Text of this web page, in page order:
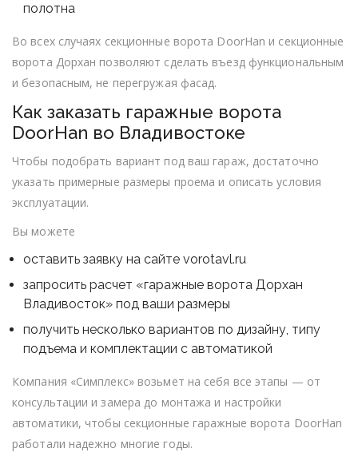
полотна
Во всех случаях секционные ворота DoorHan и секционные
ворота Дорхан позволяют сделать въезд функциональным
и безопасным, не перегружая фасад.
Как заказать гаражные ворота
DoorHan во Владивостоке
Чтобы подобрать вариант под ваш гараж, достаточно
указать примерные размеры проема и описать условия
эксплуатации.
Вы можете
оставить заявку на сайте vorotavl.ru
запросить расчет «гаражные ворота Дорхан
Владивосток» под ваши размеры
получить несколько вариантов по дизайну, типу
подъема и комплектации с автоматикой
Компания «Симплекс» возьмет на себя все этапы — от
консультации и замера до монтажа и настройки
автоматики, чтобы секционные гаражные ворота DoorHan
работали надежно многие годы.